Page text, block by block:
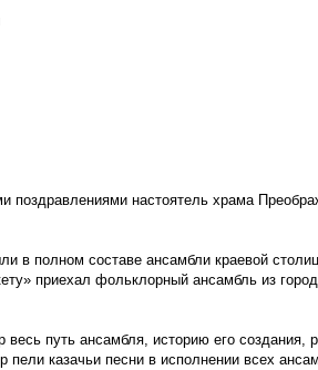
поздравлениями настоятель храма
в полном составе ансамбли краевой
приехал фольклорный ансамбль из
весь путь ансамбля, историю его создания,
пели казачьи песни в исполнении всех